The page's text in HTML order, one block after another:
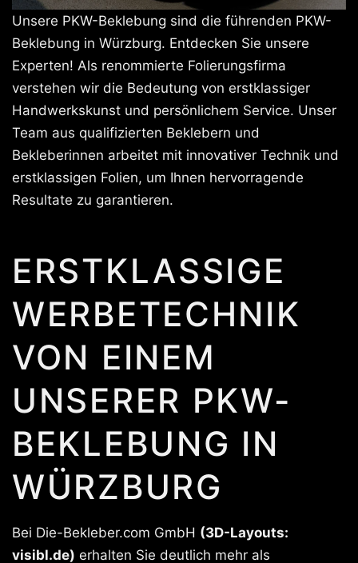
Unsere PKW-Beklebung sind die führenden PKW-
Beklebung in Würzburg. Entdecken Sie unsere
Experten! Als renommierte Folierungsfirma
verstehen wir die Bedeutung von erstklassiger
Handwerkskunst und persönlichem Service. Unser
Team aus qualifizierten Beklebern und
Bekleberinnen arbeitet mit innovativer Technik und
erstklassigen Folien, um Ihnen hervorragende
Resultate zu garantieren.
ERSTKLASSIGE
WERBETECHNIK
VON EINEM
UNSERER PKW-
BEKLEBUNG IN
WÜRZBURG
Bei Die-Bekleber.com GmbH (3D-Layouts:
visibl.de) erhalten Sie deutlich mehr als